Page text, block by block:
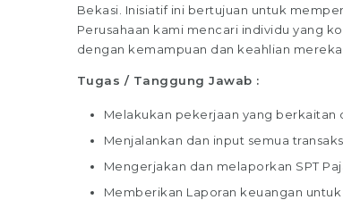
Bekasi. Inisiatif ini bertujuan untuk
Perusahaan kami mencari individu yang
dengan kemampuan dan keahlian mereka.
Tugas / Tanggung Jawab :
Melakukan pekerjaan yang
Menjalankan dan input semua
Mengerjakan dan melaporkan SPT
Memberikan Laporan keuangan